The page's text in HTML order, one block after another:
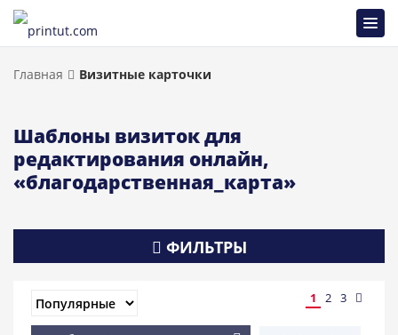
Главная Визитные карточки
Шаблоны визиток для
редактирования онлайн,
«благодарственная_карта»
ФИЛЬТРЫ
1 2 3